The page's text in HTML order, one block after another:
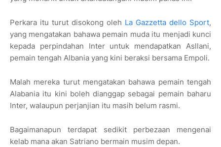
Perkara itu turut disokong oleh La Gazzetta dello Sport,
yang mengatakan bahawa pemain muda itu menjadi kunci
kepada perpindahan Inter untuk mendapatkan Asllani,
pemain tengah Albania yang kini beraksi bersama Empoli.
Malah mereka turut mengatakan bahawa pemain tengah
Alabania itu kini boleh dianggap sebagai pemain baharu
Inter, walaupun perjanjian itu masih belum rasmi.
Bagaimanapun terdapat sedikit perbezaan mengenai
kelab mana akan Satriano bermain musim depan.